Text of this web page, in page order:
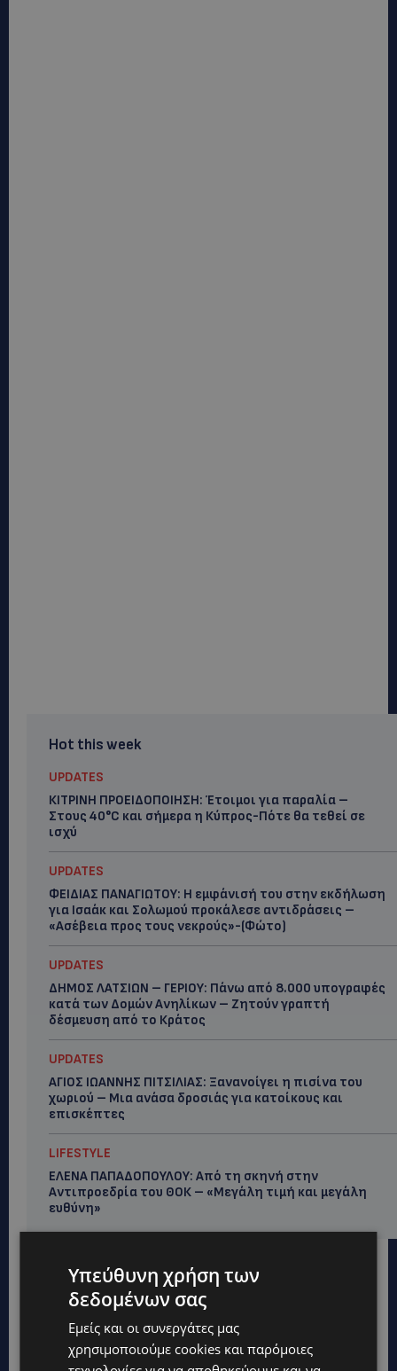
Hot this week
UPDATES
ΚΙΤΡΙΝΗ ΠΡΟΕΙΔΟΠΟΙΗΣΗ: Έτοιμοι για παραλία –
Στους 40°C και σήμερα η Κύπρος-Πότε θα τεθεί σε
ισχύ
UPDATES
ΦΕΙΔΙΑΣ ΠΑΝΑΓΙΩΤΟΥ: Η εμφάνισή του στην εκδήλωση
για Ισαάκ και Σολωμού προκάλεσε αντιδράσεις –
«Ασέβεια προς τους νεκρούς»-(Φώτο)
UPDATES
ΔΗΜΟΣ ΛΑΤΣΙΩΝ – ΓΕΡΙΟΥ: Πάνω από 8.000 υπογραφές
κατά των Δομών Ανηλίκων – Ζητούν γραπτή
δέσμευση από το Κράτος
UPDATES
ΑΓΙΟΣ ΙΩΑΝΝΗΣ ΠΙΤΣΙΛΙΑΣ: Ξανανοίγει η πισίνα του
χωριού – Μια ανάσα δροσιάς για κατοίκους και
επισκέπτες
LIFESTYLE
ΕΛΕΝΑ ΠΑΠΑΔΟΠΟΥΛΟΥ: Από τη σκηνή στην
Αντιπροεδρία του ΘΟΚ – «Μεγάλη τιμή και μεγάλη
ευθύνη»
Υπεύθυνη χρήση των
δεδομένων σας
Εμείς και οι συνεργάτες μας
χρησιμοποιούμε cookies και παρόμοιες